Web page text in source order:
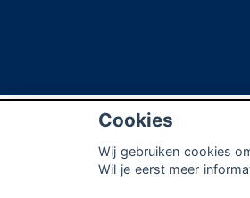
Cookies
Wij gebruiken cookies
Wil je eerst meer
© Copyright